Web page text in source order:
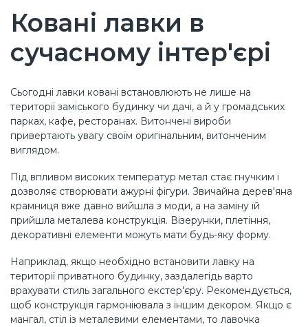
Ковані лавки в
сучасному інтер'єрі
Сьогодні лавки ковані встановлюють не лише на
території заміського будинку чи дачі, а й у громадських
парках, кафе, ресторанах. Витончені вироби
привертають увагу своїм оригінальним, витонченим
виглядом.
Під впливом високих температур метал стає гнучким і
дозволяє створювати ажурні фігури. Звичайна дерев'яна
крамниця вже давно вийшла з моди, а на заміну їй
прийшла металева конструкція. Візерунки, плетіння,
декоративні елементи можуть мати будь-яку форму.
Наприклад, якщо необхідно встановити лавку на
території приватного будинку, заздалегідь варто
врахувати стиль загального екстер'єру. Рекомендується,
щоб конструкція гармоніювала з іншим декором. Якщо є
мангал, стіл із металевими елементами, то лавочка